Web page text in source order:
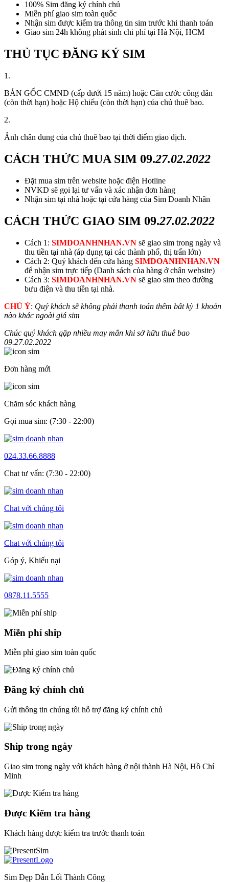
100% Sim đăng ký chính chủ
Miễn phí giao sim toàn quốc
Nhận sim được kiểm tra thông tin sim trước khi thanh toán
Giao sim 24h không phát sinh chi phí tại Hà Nội, HCM
THỦ TỤC ĐĂNG KÝ SIM
1.
BẢN GỐC CMND (cấp dưới 15 năm) hoặc Căn cước công dân
(còn thời hạn) hoặc Hộ chiếu (còn thời hạn) của chủ thuê bao.
2.
Ảnh chân dung của chủ thuê bao tại thời điểm giao dịch.
CÁCH THỨC MUA SIM 09.27.02.2022
Đặt mua sim trên website hoặc điện Hotline
NVKD sẽ gọi lại tư vấn và xác nhận đơn hàng
Nhận sim tại nhà hoặc tại cửa hàng của Sim Doanh Nhân
CÁCH THỨC GIAO SIM 09.27.02.2022
Cách 1: SIMDOANHNHAN.VN sẽ giao sim trong ngày và
thu tiền tại nhà (áp dụng tại các thành phố, thị trấn lớn)
Cách 2: Quý khách đến cửa hàng SIMDOANHNHAN.VN
để nhận sim trực tiếp (Danh sách của hàng ở chân website)
Cách 3: SIMDOANHNHAN.VN sẽ giao sim theo đường
bưu điện và thu tiền tại nhà.
CHÚ Ý: Quý khách sẽ không phải thanh toán thêm bất kỳ 1 khoản
nào khác ngoài giá sim
Chúc quý khách gặp nhiều may mắn khi sở hữu thuê bao
09.27.02.2022
Đơn hàng mới
Chăm sóc khách hàng
Gọi mua sim: (7:30 - 22:00)
024.33.66.8888
Chat tư vấn: (7:30 - 22:00)
Chat với chúng tôi
Chat với chúng tôi
Góp ý, Khiếu nại
0878.11.5555
Miễn phí ship
Miễn phí giao sim toàn quốc
Đăng ký chính chủ
Gửi thông tin chúng tôi hỗ trợ đăng ký chính chủ
Ship trong ngày
Giao sim trong ngày với khách hàng ở nội thành Hà Nội, Hồ Chí
Minh
Được Kiểm tra hàng
Khách hàng được kiểm tra trước thanh toán
Sim Đẹp Dẫn Lối Thành Công